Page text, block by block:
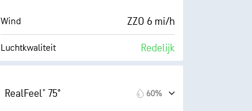
Wind ZZO 6 mi/h
Luchtkwaliteit Redelijk
AccuLumen Brightness Index™
Wolkendek 76%
RealFeel® 75° 60%